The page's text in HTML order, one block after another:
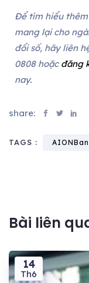
Để tìm hiểu
mang lại cho
đổi số, hãy liên
0808 hoặc đăng
nay.
share:
TAGS :
Bài liên
14
Th6